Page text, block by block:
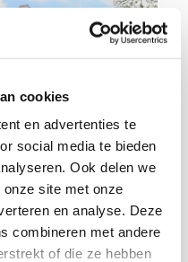
cookies
en advertenties te
social media te bieden
Ook delen we
site met onze
en analyse. Deze
combineren met andere
of die ze hebben